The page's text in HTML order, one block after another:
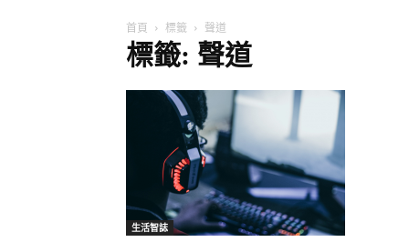
首頁 標籤 聲道
標籤: 聲道
生活智誌